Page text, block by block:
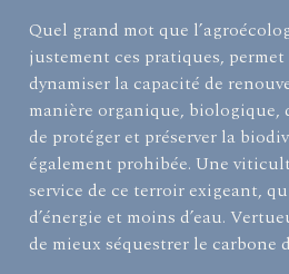
Quel grand mot que
justement ces pratiques,
dynamiser la capacité de
manière organique, biologique,
de protéger et préserver la
également prohibée. Une
service de ce terroir exigeant,
d’énergie et moins d’eau.
de mieux séquestrer le carbone